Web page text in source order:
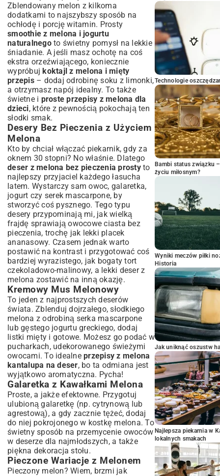
Zblendowany melon z kilkoma
dodatkami to najszybszy sposób na
ochłodę i porcję witamin. Prosty
smoothie z melona i jogurtu
naturalnegoto świetny pomysł na lekkie
śniadanie. A jeśli masz ochotę na coś
ekstra orzeźwiającego, koniecznie
wypróbujkoktajl z melona i mięty
przepis– dodaj odrobinę soku z limonki,
a otrzymasz napój idealny. To także
świetne i proste przepisy z melona dla
dzieci, które z pewnością pokochają ten
słodki smak.
Desery Bez Pieczenia z Użyciem
Melona
Kto by chciał włączać piekarnik, gdy za
oknem 30 stopni? No właśnie. Dlatego
deser z melona bez pieczenia prostyto
najlepszy przyjaciel każdego łasucha
latem. Wystarczy sam owoc, galaretka,
jogurt czy serek mascarpone, by
stworzyć coś pysznego. Tego typu
desery przypominają mi, jak wielką
frajdę sprawiają owocowe ciasta bez
pieczenia, trochę jak lekki placek
ananasowy. Czasem jednak warto
postawić na kontrast i przygotować coś
bardziej wyrazistego, jak bogatytort
czekoladowo-malinowy, a lekki deser z
melona zostawić na inną okazję.
Kremowy Mus Melonowy
To jeden z najprostszych deserów
świata. Zblenduj dojrzałego, słodkiego
melona z odrobiną serka mascarpone
lub gęstego jogurtu greckiego, dodaj
listki mięty i gotowe. Możesz go podać w
pucharkach, udekorowanego świeżymi
owocami. To idealne przepisy z melona
kantalupa na deser, bo ta odmiana jest
wyjątkowo aromatyczna. Pycha!
Galaretka z Kawałkami Melona
Proste, a jakże efektowne. Przygotuj
ulubioną galaretkę (np. cytrynową lub
agrestową), a gdy zacznie tężeć, dodaj
do niej pokrojonego w kostkę melona. To
świetny sposób na przemycenie owoców
w deserze dla najmłodszych, a także
piękna dekoracja stołu.
Pieczone Wariacje z Melonem
Pieczony melon? Wiem, brzmi jak
Technologie
Bambi status związku
życiu miłosnym?
Wyniki meczów piłki
Historia
Jak uniknąć oszustw
Najlepsza piekarnia w
lokalnych smakach